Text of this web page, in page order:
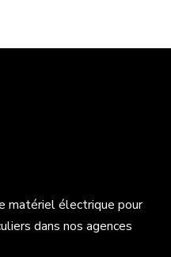
matériel électrique pour
dans nos agences